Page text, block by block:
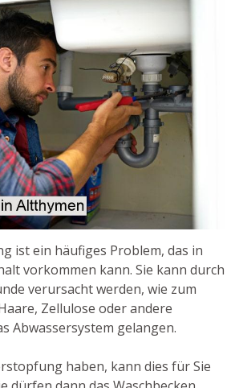
ist ein häufiges Problem, das in
vorkommen kann. Sie kann durch
verursacht werden, wie zum
Zellulose oder andere
Abwassersystem gelangen.
haben, kann dies für Sie